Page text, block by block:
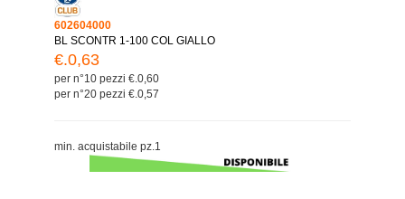
602604000
BL SCONTR 1-100 COL GIALLO
€.0,63
per n°10 pezzi €.0,60
per n°20 pezzi €.0,57
min. acquistabile pz.1